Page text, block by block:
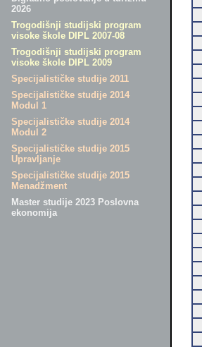
2026
Trogodišnji studijski program
visoke škole DIPL 2007-08
Trogodišnji studijski program
visoke škole DIPL 2009
Specijalističke studije 2011
Specijalističke studije 2014
Modul 1
Specijalističke studije 2014
Modul 2
Specijalističke studije 2015
Upravljanje
Specijalističke studije 2015
Menadžment
Master studije 2023 Poslovna
ekonomija